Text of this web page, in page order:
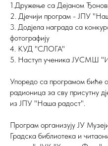
1.Дружење са Дејаном
2. Дјечији програм - ЈПУ
3. Додјела награда са
фотографију
4. КУД "СЛОГА"
5. Наступ ученика ЈУСМШ
Упоредо са програмом биће
радионица за сву присутну
из ЈПУ "Наша радост".
Програм организују ЈУ
Градска библиотека и